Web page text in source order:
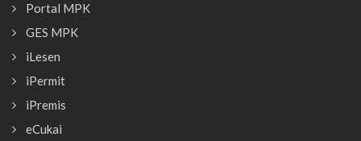
Portal MPK
GES MPK
iLesen
iPermit
iPremis
eCukai